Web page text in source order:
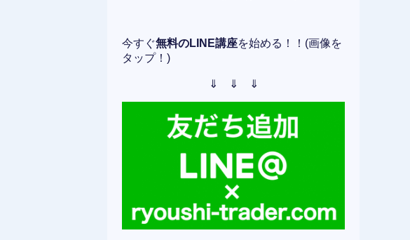
今すぐ無料のLINE講座を始める！！(画像を
タップ！)
⇓ ⇓ ⇓